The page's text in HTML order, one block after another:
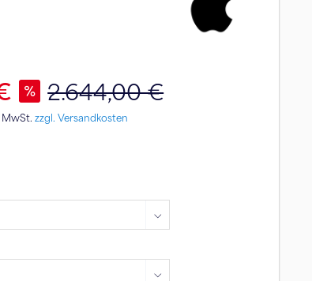
2.644,00 €
MwSt.zzgl. Versandkosten